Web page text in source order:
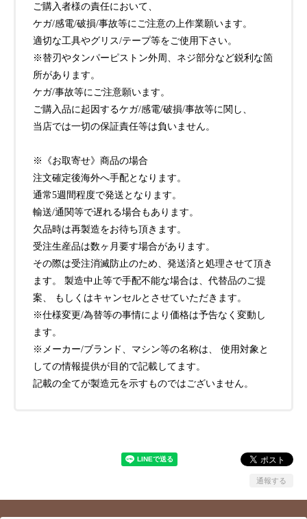
ご購入者様の責任において、
ケガ/感電/破損/事故等にご注意の上作業願います。
適切な工具やグリス/テープ等をご使用下さい。
※替刃やタンパーピストン外周、ネジ部分など鋭利な箇
所があります。
ケガ/事故等にご注意願います。
ご購入品に起因するケガ/感電/破損/事故等に関し、
当店では一切の保証責任等は負いません。
※《お取寄せ》商品の場合
注文確定後海外へ手配となります。
通常5週間程度で発送となります。
輸送/通関等で遅れる場合もあります。
欠品時は再製造をお待ち頂きます。
受注生産品は数ヶ月要す場合があります。
その際は受注消滅防止のため、発送済と処理させて頂き
ます。 製造中止等で手配不能な場合は、代替品のご提
案、 もしくはキャンセルとさせていただきます。
※仕様変更/為替等の事情により価格は予告なく変動し
ます。
※メーカー/ブランド、マシン等の名称は、 使用対象と
しての情報提供が目的で記載してます。
記載の全てが製造元を示すものではございません。
通報する